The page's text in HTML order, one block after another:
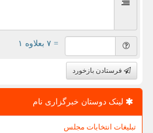
= ۷ بعلاوه ۱
فرستادن بازخورد
لینک دوستان خبرگزاری نام
تبلیغات انتخابات مجلس